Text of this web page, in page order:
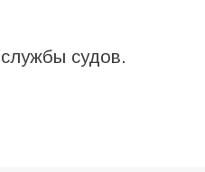
судов.